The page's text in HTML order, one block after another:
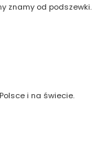
znamy od podszewki.
i na świecie.